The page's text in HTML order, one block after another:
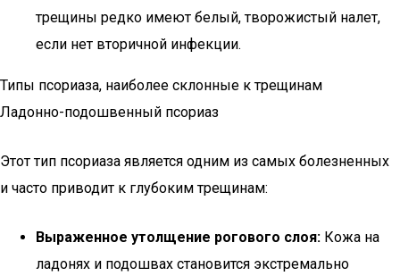
трещины редко имеют белый, творожистый налет,
если нет вторичной инфекции.
Типы псориаза, наиболее склонные к трещинам
Ладонно-подошвенный псориаз
Этот тип псориаза является одним из самых болезненных
и часто приводит к глубоким трещинам:
Выраженное утолщение рогового слоя: Кожа на
ладонях и подошвах становится экстремально